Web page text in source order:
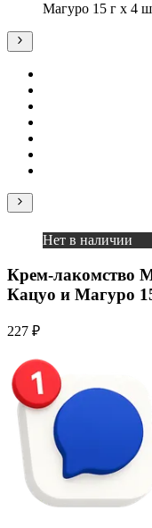
Магуро 15 г х 4
Нет в наличии
Крем-лакомство
Кацуо и Магуро
227 ₽